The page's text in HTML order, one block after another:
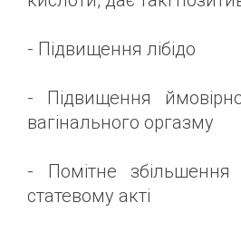
- Підвищення лібідо
- Підвищення
вагінального оргазму
- Помітне збільшення
статевому акті